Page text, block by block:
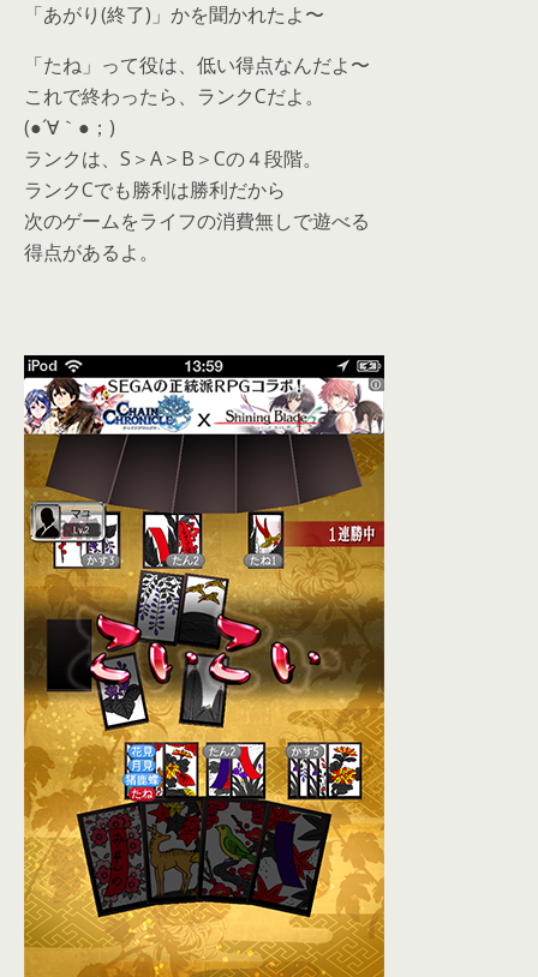
「あがり(終了)」かを聞かれたよ〜
「たね」って役は、低い得点なんだよ〜
これで終わったら、ランクCだよ。
(●´∀｀●；)
ランクは、S＞A＞B＞Cの４段階。
ランクCでも勝利は勝利だから
次のゲームをライフの消費無しで遊べる
得点があるよ。